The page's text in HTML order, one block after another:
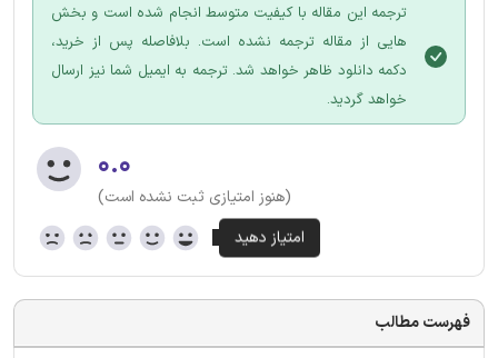
ترجمه این مقاله با کیفیت متوسط انجام شده است و بخش
هایی از مقاله ترجمه نشده است. بلافاصله پس از خرید،
دکمه دانلود ظاهر خواهد شد. ترجمه به ایمیل شما نیز ارسال
خواهد گردید.
۰.۰
(هنوز امتیازی ثبت نشده است)
فهرست مطالب